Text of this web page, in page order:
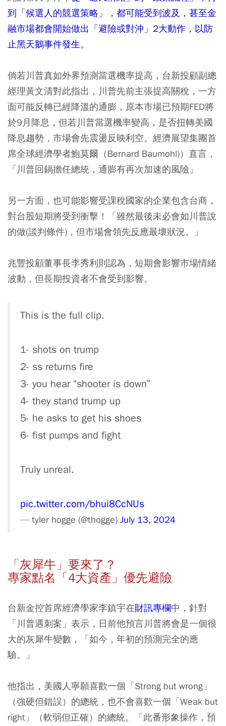
到「候選人的競選策略」，都可能受到波及，甚至金
融市場都會開始做出「避險或對沖」2大動作，以防
止黑天鵝事件發生。
倘若川普真如外界預測當選機率提高，台新投顧副總
經理黃文清對此指出，川普先前主張提高關稅，一方
面可能反轉已經降溫的通膨，原本市場已預期FED將
於9月降息，但若川普當選機率變高，是否扭轉美國
降息趨勢，市場會先震盪反映利空。經濟展望集團首
席全球經濟學者鮑莫爾（Bernard Baumohl)）直言，
「川普回鍋擔任總統，通膨有再次加速的風險」
另一方面，也可能影響受課稅國家的企業包含台商，
對台股短期將受到衝擊！「雖然最後未必會如川普說
的做(談判條件)，但市場會領先反應最壞狀況。」
兆豐投顧董事長李秀利則認為，短期會影響市場情緒
波動，但長期投資者不會受到影響。
This is the full clip.
1- shots on trump
2- ss returns fire
3- you hear “shooter is down”
4- they stand trump up
5- he asks to get his shoes
6- fist pumps and fight
Truly unreal.
pic.twitter.com/bhui8CcNUs
— tyler hogge (@thogge) July 13, 2024
「灰犀牛」要來了？
專家點名「4大資產」優先避險
台新金控首席經濟學家李鎮宇在財訊專欄中，針對
「川普遇刺案」表示，日前他預言川普將會是一個很
大的灰犀牛變數，「如今，年初的預測完全的應
驗。」
他指出，美國人寧願喜歡一個「Strong but wrong」
（強硬但錯誤）的總統，也不會喜歡一個「Weak but
right」（軟弱但正確）的總統。「此番形象操作，預